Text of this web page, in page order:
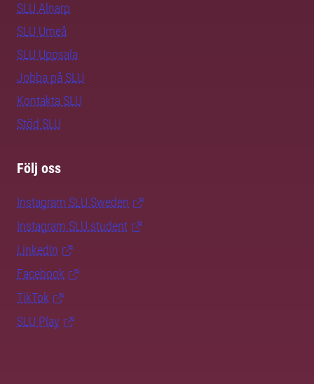
SLU Alnarp
SLU Umeå
SLU Uppsala
Jobba på SLU
Kontakta SLU
Stöd SLU
Följ oss
Instagram SLU.Sweden
Instagram SLU.student
LinkedIn
Facebook
TikTok
SLU Play